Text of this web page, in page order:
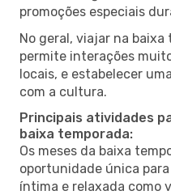
promoções especiais
No geral, viajar na
permite interações
locais, e estabelecer
com a cultura.
Principais atividades
baixa temporada:
Os meses da baixa
oportunidade única
íntima e relaxada como